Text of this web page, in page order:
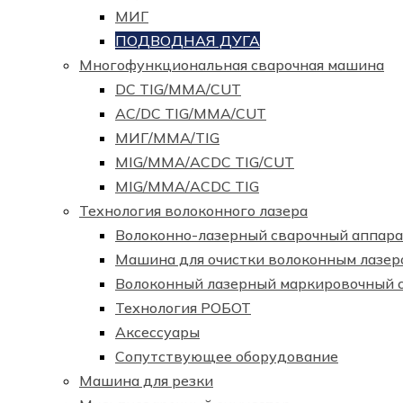
МИГ
ПОДВОДНАЯ ДУГА
Многофункциональная сварочная машина
DC TIG/MMA/CUT
AC/DC TIG/MMA/CUT
МИГ/ММА/TIG
MIG/MMA/ACDC TIG/CUT
MIG/MMA/ACDC TIG
Технология волоконного лазера
Волоконно-лазерный сварочный
Машина для очистки волоконным
Волоконный лазерный маркировочный
Технология РОБОТ
Аксессуары
Сопутствующее оборудование
Машина для резки